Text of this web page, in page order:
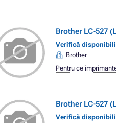
Brother LC-527
Verifică
Brother
Pentru ce
Brother LC-527
Verifică